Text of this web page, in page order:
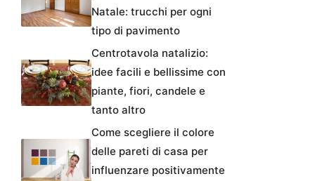
Natale: trucchi per ogni
tipo di pavimento
Centrotavola natalizio:
idee facili e bellissime con
piante, fiori, candele e
tanto altro
Come scegliere il colore
delle pareti di casa per
influenzare positivamente